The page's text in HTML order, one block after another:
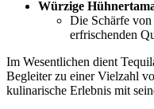
Würzige
Die Schärfe
erfrischenden
Im Wesentlichen dient
Begleiter zu einer Vielzahl
kulinarische Erlebnis mit